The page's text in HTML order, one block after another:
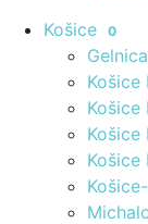
Košice 0
Gelnica
Košice I
Košice
Košice
Košice